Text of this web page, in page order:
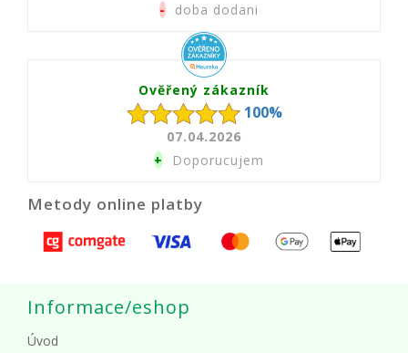
-doba dodani
Ověřený zákazník
100%
07.04.2026
+Doporucujem
Metody online platby
Informace/eshop
Úvod